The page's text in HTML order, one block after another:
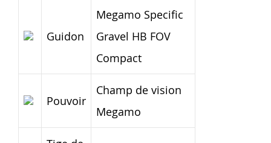
Guidon
Megamo Specific
Gravel HB FOV
Compact
Pouvoir
Champ de vision
Megamo